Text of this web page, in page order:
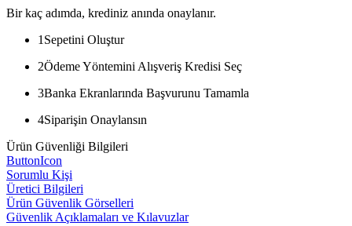
Bir kaç adımda, krediniz anında onaylanır.
1 Sepetini Oluştur
2Ödeme Yöntemini Alışveriş Kredisi Seç
3Banka Ekranlarında Başvurunu Tamamla
4Siparişin Onaylansın
Ürün Güvenliği Bilgileri
ButtonIcon
Sorumlu Kişi
Üretici Bilgileri
Ürün Güvenlik Görselleri
Güvenlik Açıklamaları ve Kılavuzlar